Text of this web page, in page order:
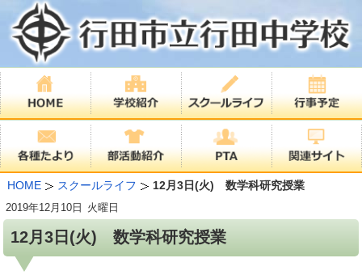
HOME スクールライフ 12月3日(火) 数学科研究授業
12月3日(火) 数学科研究授業
2019年12月10日 火曜日